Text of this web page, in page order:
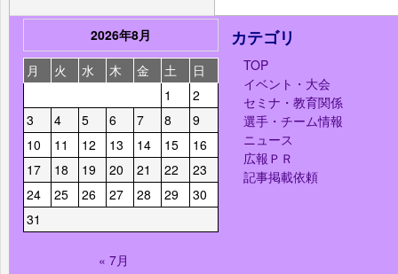
2026年8月
月
火 水 木 金 土
日
1
2
3
4 5 6 7 8
9
10
11 12 13 14 15
16
17
18 19 20 21 22
23
24
25 26 27 28 29
30
31
« 7月
カテゴリ
TOP
イベント・大会
セミナ・教育関係
選手・チーム情報
ニュース
広報ＰＲ
記事掲載依頼